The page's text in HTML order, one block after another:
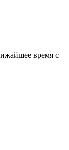
время с